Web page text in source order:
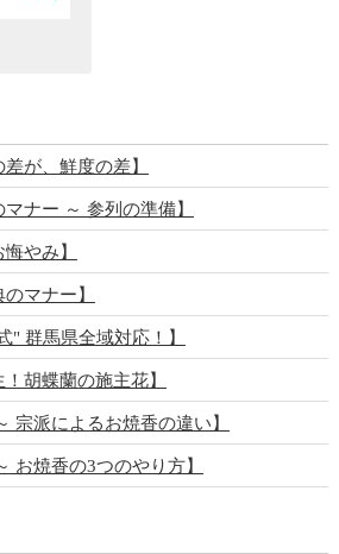
が、鮮度の差】
ナー ～ 参列の準備】
やみ】
マナー】
" 群馬県全域対応！】
胡蝶蘭の施主花】
宗派によるお焼香の違い】
お焼香の3つのやり方】